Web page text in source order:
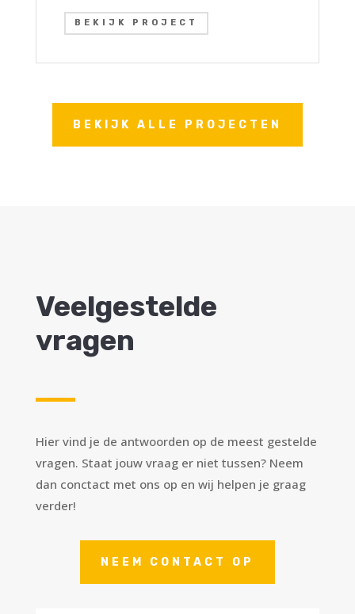
BEKIJK PROJECT
BEKIJK ALLE PROJECTEN
Veelgestelde
vragen
Hier vind je de antwoorden op de meest gestelde
vragen. Staat jouw vraag er niet tussen? Neem
dan conctact met ons op en wij helpen je graag
verder!
NEEM CONTACT OP